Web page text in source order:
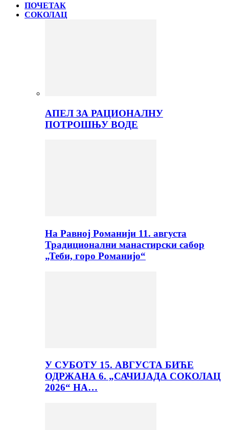
ПОЧЕТАК
СОКОЛАЦ
АПЕЛ ЗА РАЦИОНАЛНУ
ПОТРОШЊУ ВОДЕ
На Равној Романији 11. августа
Традиционални манастирски сабор
„Теби, горо Романијо“
У СУБОТУ 15. АВГУСТА БИЋЕ
ОДРЖАНА 6. „САЧИЈАДА СОКОЛАЦ
2026“ НА…